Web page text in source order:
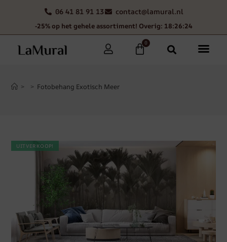
06 41 81 91 13 contact@lamural.nl
-25% op het gehele assortiment! Overig: 18:26:23
0
> > Fotobehang Exotisch Meer
UITVERKOOP!